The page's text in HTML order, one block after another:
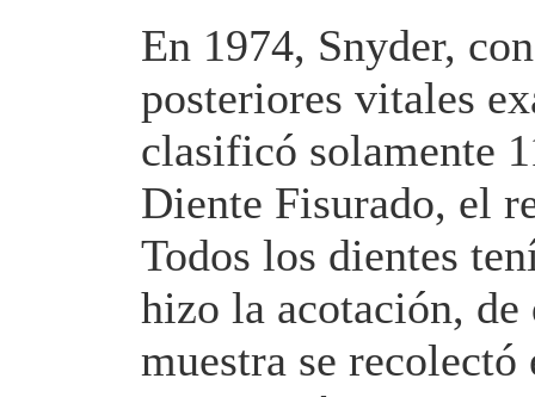
En 1974, Snyder,
posteriores vitales
clasificó solamente
Diente Fisurado, el
Todos los dientes
hizo la acotación, de
muestra se recolectó